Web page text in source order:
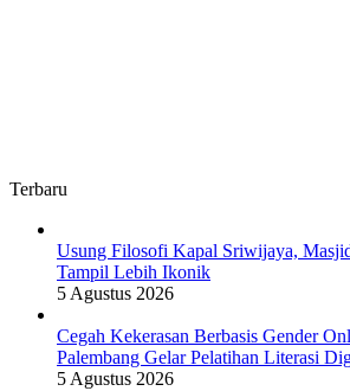
Terbaru
Usung Filosofi Kapal Sriwijaya,
Tampil Lebih Ikonik
5 Agustus 2026
Cegah Kekerasan Berbasis Gender
Palembang Gelar Pelatihan Literasi
5 Agustus 2026